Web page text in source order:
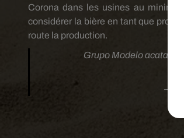
Corona dans les usines au
considérer la bière en tant que
route la production.
Grupo Modelo acata
—